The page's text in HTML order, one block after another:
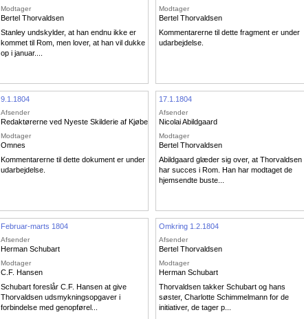
Modtager
Bertel Thorvaldsen
Stanley undskylder, at han endnu ikke er
kommet til Rom, men lover, at han vil dukke
op i januar....
Modtager
Bertel Thorvaldsen
Kommentarerne til dette fragment er under
udarbejdelse.
9.1.1804
Afsender
Redaktørerne ved Nyeste Skilderie af Kjøbenhavn
Modtager
Omnes
Kommentarerne til dette dokument er under
udarbejdelse.
17.1.1804
Afsender
Nicolai Abildgaard
Modtager
Bertel Thorvaldsen
Abildgaard glæder sig over, at Thorvaldsen
har succes i Rom. Han har modtaget de
hjemsendte buste...
Februar-marts 1804
Afsender
Herman Schubart
Modtager
C.F. Hansen
Schubart foreslår C.F. Hansen at give
Thorvaldsen udsmykningsopgaver i
forbindelse med genopførel...
Omkring 1.2.1804
Afsender
Bertel Thorvaldsen
Modtager
Herman Schubart
Thorvaldsen takker Schubart og hans
søster, Charlotte Schimmelmann for de
initiativer, de tager p...